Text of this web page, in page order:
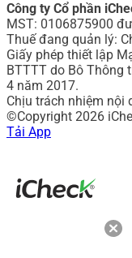
Công ty Cổ phần
MST: 0106875900
Thuế đang quản lý:
Giấy phép thiết lập
BTTTT do Bô Thông
4 năm 2017.
Chịu trách nhiệm nội
©Copyright 2026
Tải App